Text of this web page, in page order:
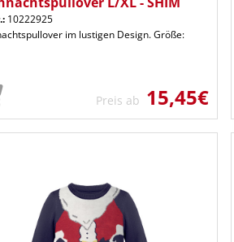
10222925
im lustigen Design. Größe:
Preis ab 15,45€